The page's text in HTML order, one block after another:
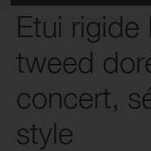
Etui rigide
tweed
concert,
style